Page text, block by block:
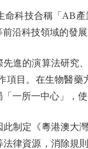
技合稱「AB產
沿科技領域的發展
的演算法研究
項目。在生物醫
一所一中心」，
定《粵港澳大
律資源，消除規